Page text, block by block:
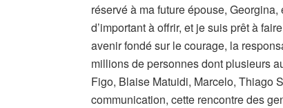
réservé à ma future épouse,
d’important à offrir, et je suis prêt à
avenir fondé sur le courage, la
millions de personnes dont plusieurs
Figo, Blaise Matuidi, Marcelo, Thiago
communication, cette rencontre des